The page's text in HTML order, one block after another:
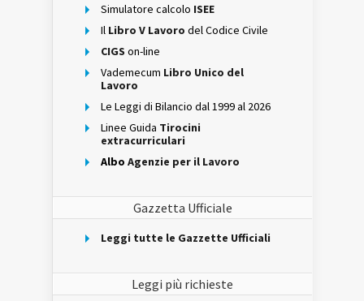
Simulatore calcolo ISEE
Il Libro V Lavoro del Codice Civile
CIGS on-line
Vademecum Libro Unico del
Lavoro
Le Leggi di Bilancio dal 1999 al 2026
Linee Guida Tirocini
extracurriculari
Albo Agenzie per il Lavoro
Gazzetta Ufficiale
Leggi tutte le Gazzette Ufficiali
Leggi più richieste